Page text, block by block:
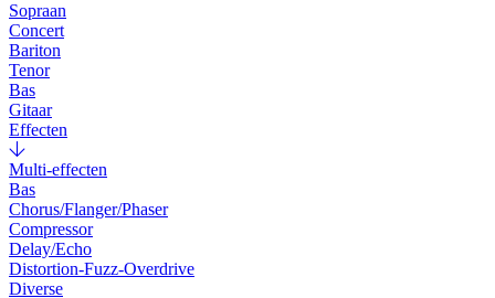
Sopraan
Concert
Bariton
Tenor
Bas
Gitaar
Effecten
Multi-effecten
Bas
Chorus/Flanger/Phaser
Compressor
Delay/Echo
Distortion-Fuzz-Overdrive
Diverse